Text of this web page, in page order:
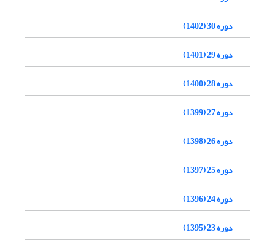
دوره 30 (1402)
دوره 29 (1401)
دوره 28 (1400)
دوره 27 (1399)
دوره 26 (1398)
دوره 25 (1397)
دوره 24 (1396)
دوره 23 (1395)